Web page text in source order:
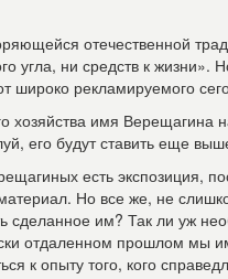
отечественной
угла, ни средств к
широко рекламируемого
хозяйства имя
его будут ставить еще
есть экспозиция,
Но все же, не
сделанное им? Так ли уж
отдаленном прошлом
к опыту того, кого